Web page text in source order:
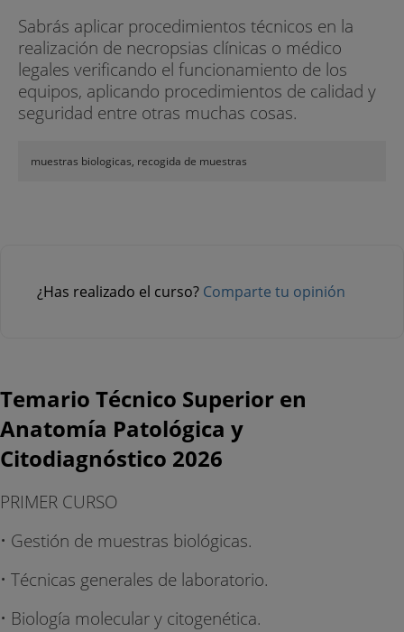
Sabrás aplicar procedimientos técnicos en la
realización de necropsias clínicas o médico
legales verificando el funcionamiento de los
equipos, aplicando procedimientos de calidad y
seguridad entre otras muchas cosas.
muestras biologicas, recogida de muestras
¿Has realizado el curso? Comparte tu opinión
Temario Técnico Superior en
Anatomía Patológica y
Citodiagnóstico 2026
PRIMER CURSO
• Gestión de muestras biológicas.
• Técnicas generales de laboratorio.
• Biología molecular y citogenética.